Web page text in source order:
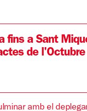
fins a Sant
de l'Octubre
amb el